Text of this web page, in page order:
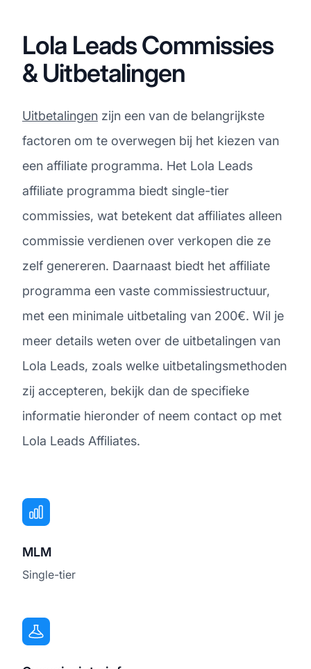
Lola Leads Commissies
& Uitbetalingen
Uitbetalingen zijn een van de belangrijkste
factoren om te overwegen bij het kiezen van
een affiliate programma. Het Lola Leads
affiliate programma biedt single-tier
commissies, wat betekent dat affiliates alleen
commissie verdienen over verkopen die ze
zelf genereren. Daarnaast biedt het affiliate
programma een vaste commissiestructuur,
met een minimale uitbetaling van 200€. Wil je
meer details weten over de uitbetalingen van
Lola Leads, zoals welke uitbetalingsmethoden
zij accepteren, bekijk dan de specifieke
informatie hieronder of neem contact op met
Lola Leads Affiliates.
MLM
Single-tier